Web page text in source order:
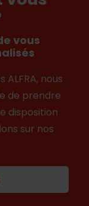
vous
nous
de prendre
disposition
sur nos